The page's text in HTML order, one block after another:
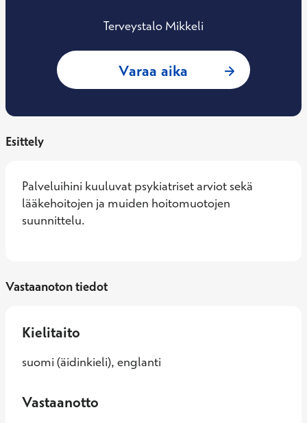
Terveystalo Mikkeli
Varaa aika : Hannu
Esittely
Palveluihini kuuluvat psykiatriset arviot sekä
lääkehoitojen ja muiden hoitomuotojen
suunnittelu.
Vastaanoton tiedot
Kielitaito
suomi (äidinkieli), englanti
Vastaanotto